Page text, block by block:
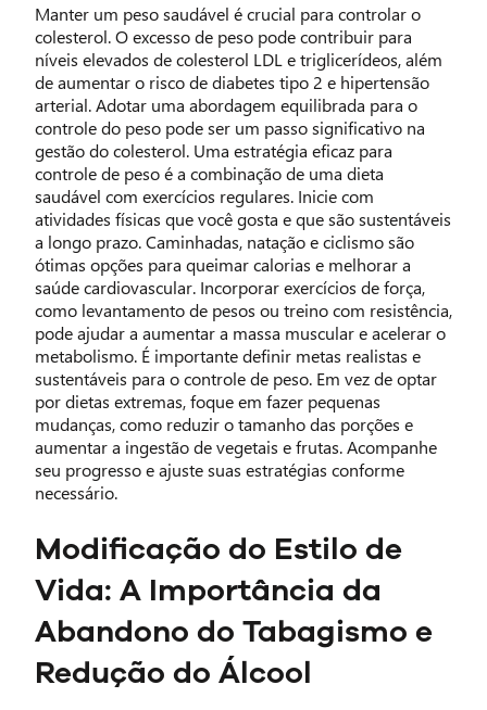
Manter um peso saudável é crucial para controlar o
colesterol. O excesso de peso pode contribuir para
níveis elevados de colesterol LDL e triglicerídeos, além
de aumentar o risco de diabetes tipo 2 e hipertensão
arterial. Adotar uma abordagem equilibrada para o
controle do peso pode ser um passo significativo na
gestão do colesterol. Uma estratégia eficaz para
controle de peso é a combinação de uma dieta
saudável com exercícios regulares. Inicie com
atividades físicas que você gosta e que são sustentáveis
a longo prazo. Caminhadas, natação e ciclismo são
ótimas opções para queimar calorias e melhorar a
saúde cardiovascular. Incorporar exercícios de força,
como levantamento de pesos ou treino com resistência,
pode ajudar a aumentar a massa muscular e acelerar o
metabolismo. É importante definir metas realistas e
sustentáveis para o controle de peso. Em vez de optar
por dietas extremas, foque em fazer pequenas
mudanças, como reduzir o tamanho das porções e
aumentar a ingestão de vegetais e frutas. Acompanhe
seu progresso e ajuste suas estratégias conforme
necessário.
Modificação do Estilo de
Vida: A Importância da
Abandono do Tabagismo e
Redução do Álcool